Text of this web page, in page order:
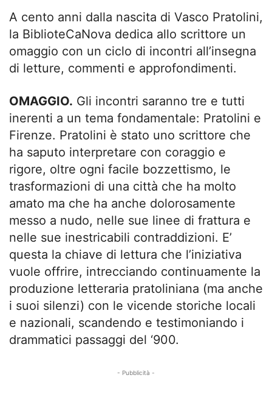
A cento anni dalla nascita di Vasco Pratolini,
la BiblioteCaNova dedica allo scrittore un
omaggio con un ciclo di incontri all’insegna
di letture, commenti e approfondimenti.
OMAGGIO. Gli incontri saranno tre e tutti
inerenti a un tema fondamentale: Pratolini e
Firenze. Pratolini è stato uno scrittore che
ha saputo interpretare con coraggio e
rigore, oltre ogni facile bozzettismo, le
trasformazioni di una città che ha molto
amato ma che ha anche dolorosamente
messo a nudo, nelle sue linee di frattura e
nelle sue inestricabili contraddizioni. E’
questa la chiave di lettura che l’iniziativa
vuole offrire, intrecciando continuamente la
produzione letteraria pratoliniana (ma anche
i suoi silenzi) con le vicende storiche locali
e nazionali, scandendo e testimoniando i
drammatici passaggi del ‘900.
- Pubblicità -